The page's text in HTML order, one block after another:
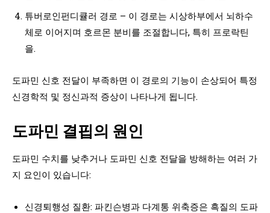
튜버로인펀디큘러 경로 – 이 경로는 시상하부에서 뇌하수
체로 이어지며 호르몬 분비를 조절합니다, 특히 프로락틴
을.
도파민 신호 전달이 부족하면 이 경로의 기능이 손상되어 특정
신경학적 및 정신과적 증상이 나타나게 됩니다.
도파민 결핍의 원인
도파민 수치를 낮추거나 도파민 신호 전달을 방해하는 여러 가
지 요인이 있습니다:
신경퇴행성 질환: 파킨슨병과 다계통 위축증은 흑질의 도파